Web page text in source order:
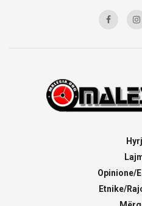
Opinione/
Etnike/